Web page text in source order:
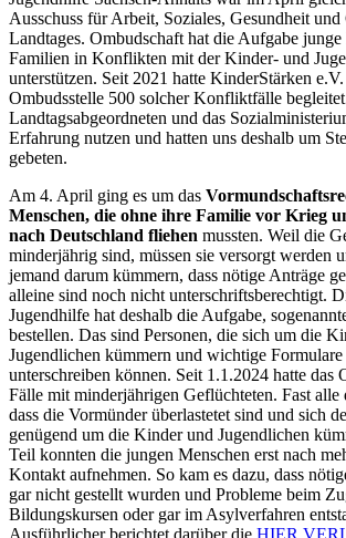
Ausschuss für Arbeit, Soziales, Gesundheit
Landtages. Ombudschaft hat die Aufgabe junge
Familien in Konflikten mit der Kinder- und
unterstützen. Seit 2021 hatte KinderStärken
Ombudsstelle 500 solcher Konfliktfälle
Landtagsabgeordneten und das
Erfahrung nutzen und hatten uns deshalb um
gebeten.
Am 4. April ging es um das
Menschen, die ohne ihre Familie vor Krieg
nach Deutschland fliehen mussten. Weil die
minderjährig sind, müssen sie versorgt werden
jemand darum kümmern, dass nötige Anträge
alleine sind noch nicht unterschriftsberechtigt.
Jugendhilfe hat deshalb die Aufgabe,
bestellen. Das sind Personen, die sich um die
Jugendlichen kümmern und wichtige
unterschreiben können. Seit 1.1.2024 hatte das
Fälle mit minderjährigen Geflüchteten. Fast alle
dass die Vormünder überlastetet sind und sich
genügend um die Kinder und Jugendlichen
Teil konnten die jungen Menschen erst nach
Kontakt aufnehmen. So kam es dazu, dass
gar nicht gestellt wurden und Probleme beim
Bildungskursen oder gar im Asylverfahren
Ausführlicher berichtet darüber die HIER